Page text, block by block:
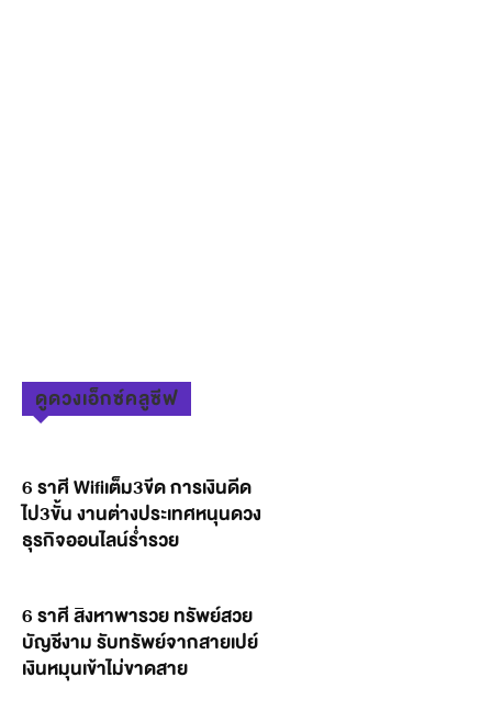
ดูดวงเอ็กซ์คลูซีฟ
6 ราศี Wifiเต็ม3ขีด การเงินดีด
ไป3ขั้น งานต่างประเทศหนุนดวง
ธุรกิจออนไลน์ร่ำรวย
6 ราศี สิงหาพารวย ทรัพย์สวย
บัญชีงาม รับทรัพย์จากสายเปย์
เงินหมุนเข้าไม่ขาดสาย